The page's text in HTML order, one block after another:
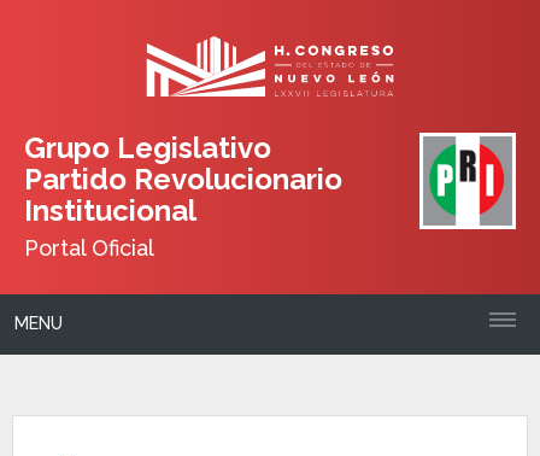
Grupo Legislativo
Partido Revolucionario
Institucional
Portal Oficial
MENU